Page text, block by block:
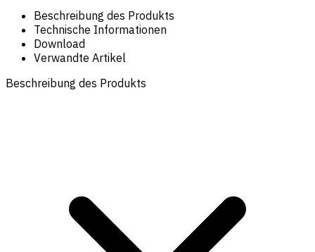
Beschreibung des Produkts
Technische Informationen
Download
Verwandte Artikel
Beschreibung des Produkts